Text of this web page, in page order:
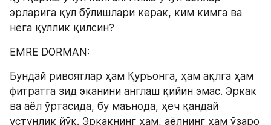
эрларига қул бўлишлари керак, ким кимга ва
нега қуллик қилсин?
EMRE DORMAN:
Бундай ривоятлар ҳам Қуръонга, ҳам ақлга ҳам
фитратга зид эканини англаш қийин эмас. Эркак
ва аёл ўртасида, бу маънода, ҳеч қандай
устунлик йўқ. Эркакнинг ҳам, аёлнинг ҳам ўзаро